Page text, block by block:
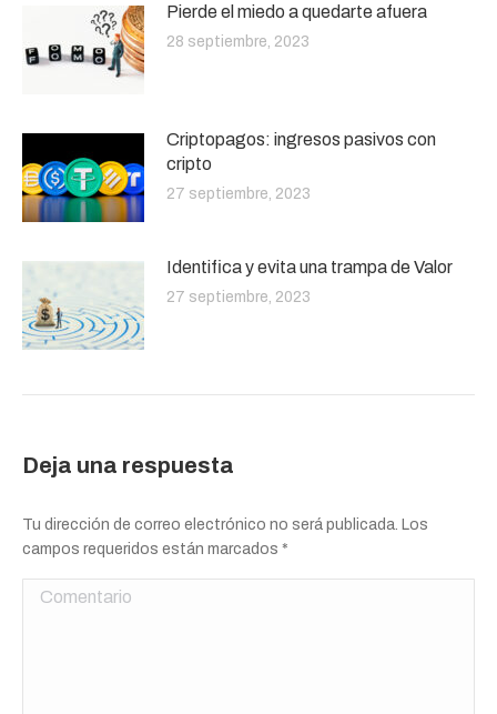
Pierde el miedo a quedarte afuera
28 septiembre, 2023
Criptopagos: ingresos pasivos con
cripto
27 septiembre, 2023
Identifica y evita una trampa de Valor
27 septiembre, 2023
Deja una respuesta
Tu dirección de correo electrónico no será publicada. Los
campos requeridos están marcados *
Comentario